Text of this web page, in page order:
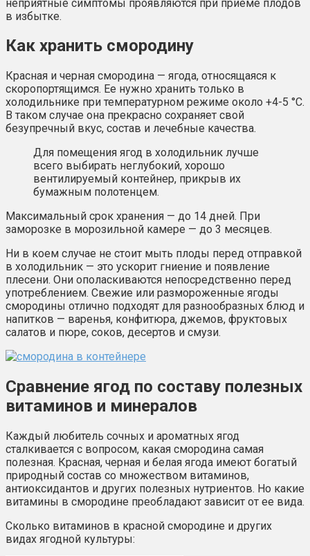
неприятные симптомы проявляются при приеме плодов
в избытке.
Как хранить смородину
Красная и черная смородина — ягода, относящаяся к
скоропортящимся. Ее нужно хранить только в
холодильнике при температурном режиме около +4-5 °С.
В таком случае она прекрасно сохраняет свой
безупречный вкус, состав и лечебные качества.
Для помещения ягод в холодильник лучше
всего выбирать неглубокий, хорошо
вентилируемый контейнер, прикрыв их
бумажным полотенцем.
Максимальный срок хранения — до 14 дней. При
заморозке в морозильной камере — до 3 месяцев.
Ни в коем случае не стоит мыть плоды перед отправкой
в холодильник — это ускорит гниение и появление
плесени. Они ополаскиваются непосредственно перед
употреблением. Свежие или размороженные ягоды
смородины отлично подходят для разнообразных блюд и
напитков — варенья, конфитюра, джемов, фруктовых
салатов и пюре, соков, десертов и смузи.
Сравнение ягод по составу полезных
витаминов и минералов
Каждый любитель сочных и ароматных ягод
сталкивается с вопросом, какая смородина самая
полезная. Красная, черная и белая ягода имеют богатый
природный состав со множеством витаминов,
антиоксидантов и других полезных нутриентов. Но какие
витамины в смородине преобладают зависит от ее вида.
Сколько витаминов в красной смородине и других
видах ягодной культуры: